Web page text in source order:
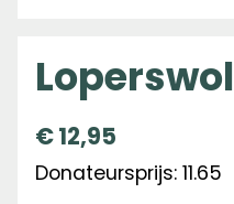
Loperswol
€12,95
Donateursprijs: 11.65